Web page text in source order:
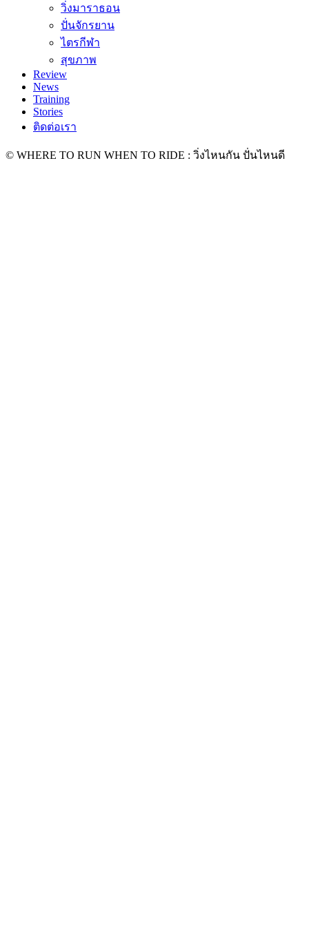
วิ่งมาราธอน
ปั่นจักรยาน
ไตรกีฬา
สุขภาพ
Review
News
Training
Stories
ติดต่อเรา
© WHERE TO RUN WHEN TO RIDE : วิ่งไหนกัน ปั่นไหนดี